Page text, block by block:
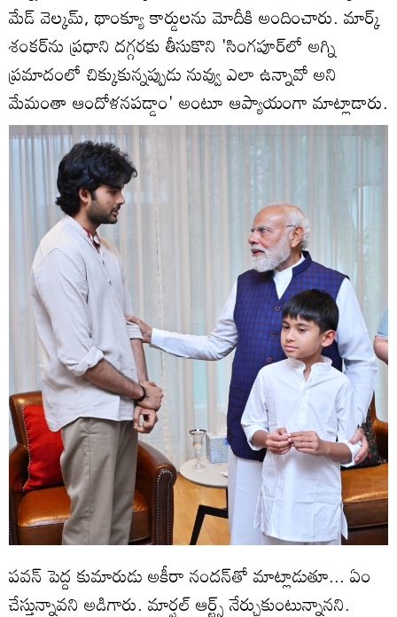
మేడ్ వెల్కమ్, థాంక్యూ కార్డులను మోదీకి అందించారు. మార్క్
శంకర్‌ను ప్రధాని దగ్గరకు తీసుకొని 'సింగపూర్‌లో అగ్ని
ప్రమాదంలో చిక్కుకున్నప్పుడు నువ్వు ఎలా ఉన్నావో అని
మేమంతా ఆందోళనపడ్డాం' అంటూ ఆప్యాయంగా మాట్లాడారు.
పవన్ పెద్ద కుమారుడు అకీరా నందన్‌తో మాట్లాడుతూ... ఏం
చేస్తున్నావని అడిగారు. మార్షల్ ఆర్ట్స్ నేర్చుకుంటున్నానని.